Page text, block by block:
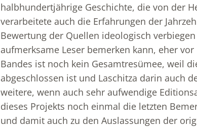
halbhundertjährige Geschichte, die von der
verarbeitete auch die Erfahrungen der
Bewertung der Quellen ideologisch
aufmerksame Leser bemerken kann, eher
Bandes ist noch kein Gesamtresümee, weil
abgeschlossen ist und Laschitza darin auch
weitere, wenn auch sehr aufwendige
dieses Projekts noch einmal die letzten
und damit auch zu den Auslassungen der